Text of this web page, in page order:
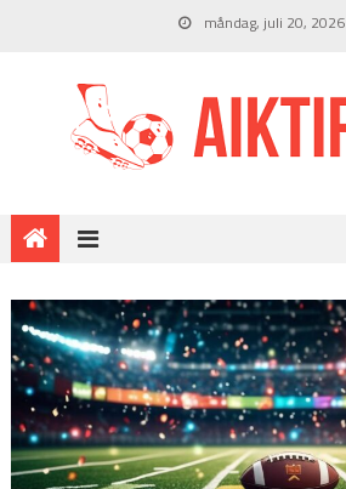
måndag, juli 20, 2026